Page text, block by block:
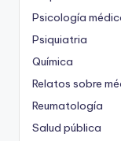
Psicología
Psiquiatria
Química
Relatos sobre
Reumatología
Salud pública